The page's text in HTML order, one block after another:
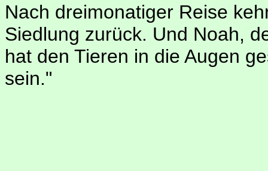
Nach dreimonatiger Reise
Siedlung zurück. Und Noah,
hat den Tieren in die Augen
sein."